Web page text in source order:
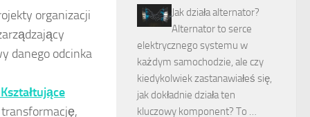
organizacji
danego odcinka
Jak działa alternator?
Alternator to serce
elektrycznego systemu w
każdym samochodzie, ale czy
kiedykolwiek zastanawiałeś się,
jak dokładnie działa ten
kluczowy komponent? To …